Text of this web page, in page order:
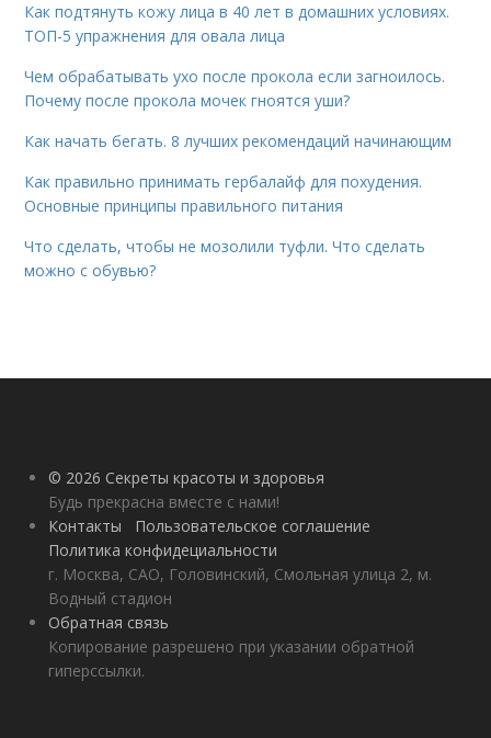
Как подтянуть кожу лица в 40 лет в домашних условиях.
ТОП-5 упражнения для овала лица
Чем обрабатывать ухо после прокола если загноилось.
Почему после прокола мочек гноятся уши?
Как начать бегать. 8 лучших рекомендаций начинающим
Как правильно принимать гербалайф для похудения.
Основные принципы правильного питания
Что сделать, чтобы не мозолили туфли. Что сделать
можно с обувью?
© 2026 Секреты красоты и здоровья
Будь прекрасна вместе с нами!
Контакты
Пользовательское соглашение
Политика конфидециальности
г. Москва, САО, Головинский, Смольная улица 2, м.
Водный стадион
Обратная связь
Копирование разрешено при указании обратной
гиперссылки.